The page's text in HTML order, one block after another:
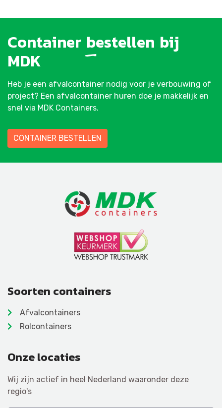
Container bestellen bij
MDK
Heb je een afvalcontainer nodig voor je verbouwing of
project? Een afvalcontainer huren doe je makkelijk en
snel via MDK Containers.
CONTAINER BESTELLEN
Soorten containers
Afvalcontainers
Rolcontainers
Onze locaties
Wij zijn actief in heel Nederland waaronder deze
regio's